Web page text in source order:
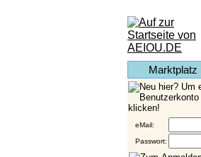
Marktplatz
eMail:
Passwort: